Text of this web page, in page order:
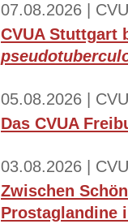
07.08.2026 |
CVUA
05.08.2026 |
Das CVUA
03.08.2026 |
Zwischen
Prostaglandine